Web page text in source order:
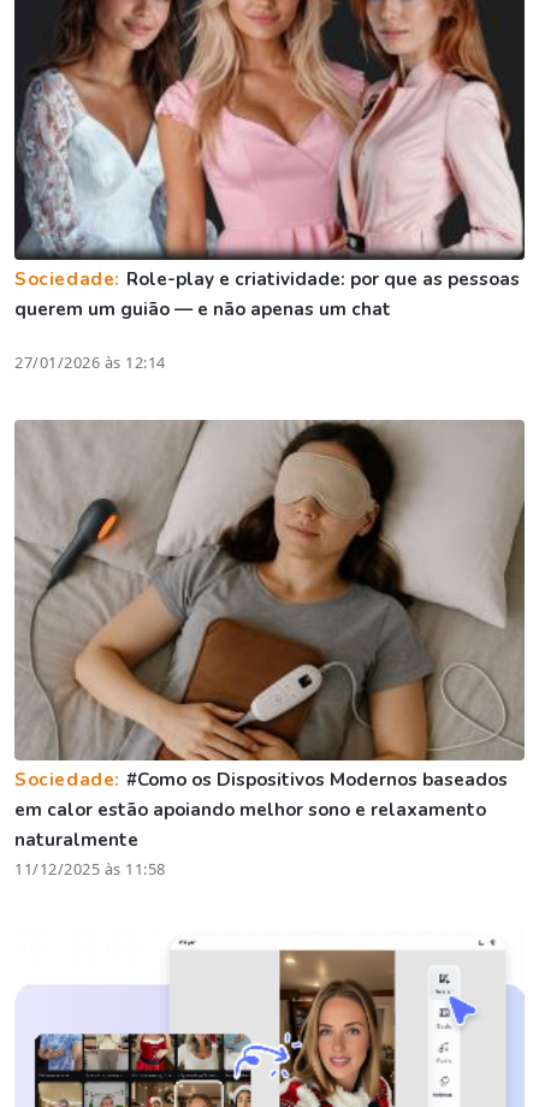
Sociedade: Role-play e criatividade: por que as pessoas
querem um guião — e não apenas um chat
27/01/2026 às 12:14
Sociedade: #Como os Dispositivos Modernos baseados
em calor estão apoiando melhor sono e relaxamento
naturalmente
11/12/2025 às 11:58